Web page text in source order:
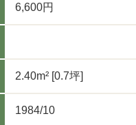
6,600円
2.40m² [0.7坪]
1984/10